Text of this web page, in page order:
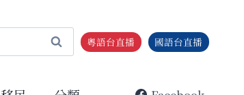
粵語台直播 國語台直播